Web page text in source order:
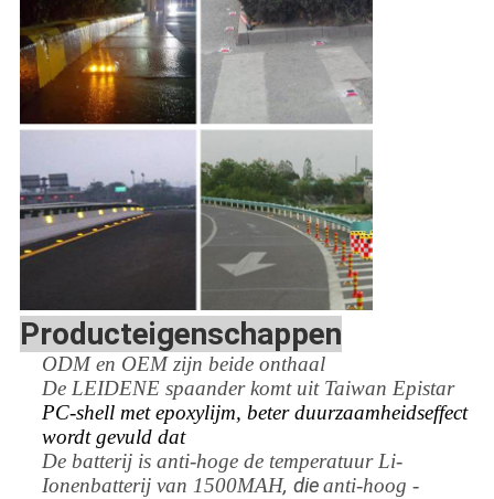
Producteigenschappen
ODM en OEM zijn beide onthaal
De LEIDENE spaander komt uit Taiwan Epistar
PC-shell met epoxylijm, beter duurzaamheidseffect
wordt gevuld dat
De batterij is anti-hoge de temperatuur Li-
Ionenbatterij van 1500MAH, dieanti-hoog -